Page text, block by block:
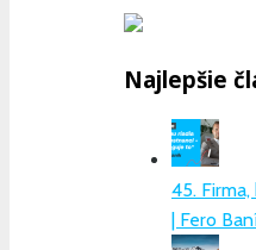
Najlepšie
45.
| Fero